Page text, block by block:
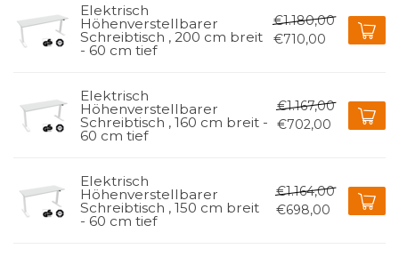
Elektrisch
Höhenverstellbarer
Schreibtisch , 200 cm breit
- 60 cm tief
€1.180,00
€710,00
Elektrisch
Höhenverstellbarer
Schreibtisch , 160 cm breit -
60 cm tief
€1.167,00
€702,00
Elektrisch
Höhenverstellbarer
Schreibtisch , 150 cm breit
- 60 cm tief
€1.164,00
€698,00